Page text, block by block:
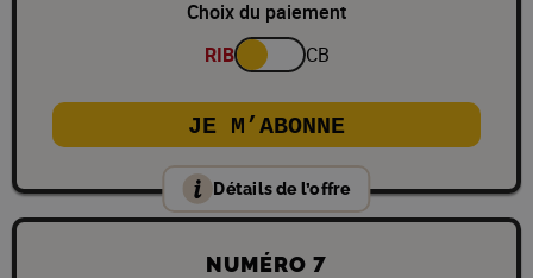
Choix du paiement
RIB
CB
JE M’ABONNE
Détails de l’offre
NUMÉRO 7